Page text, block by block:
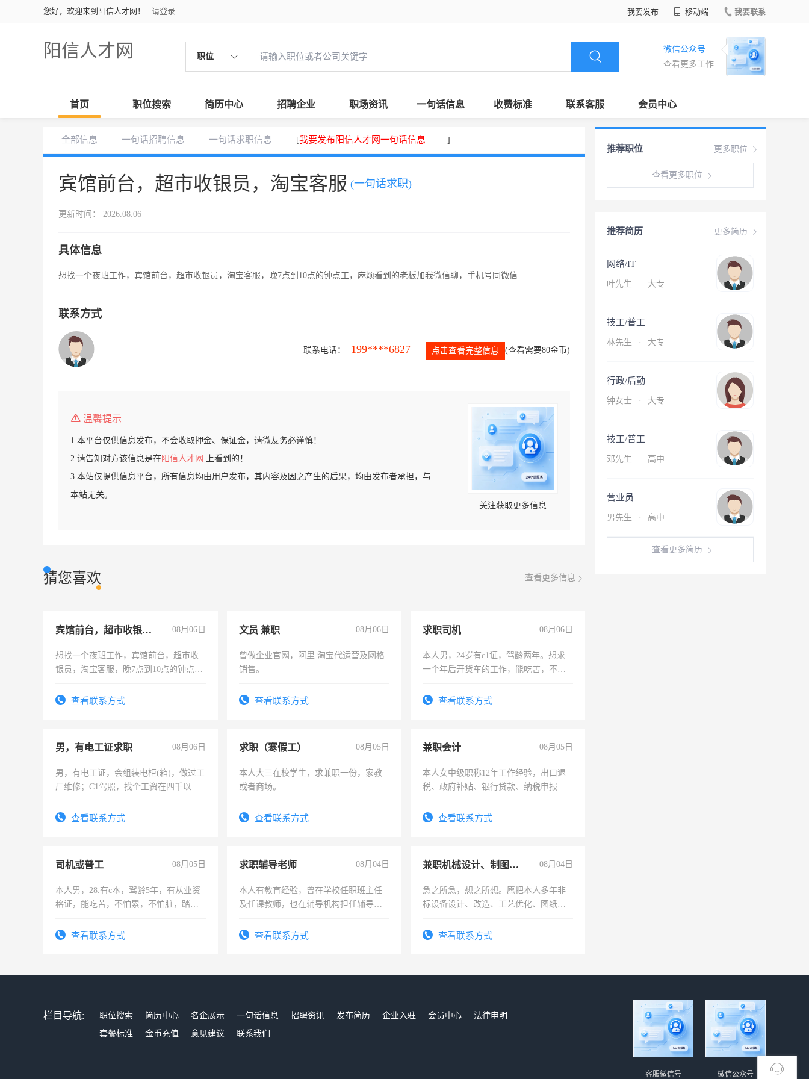
您好，欢迎来到阳信人才网！ 请登录 我要发布 移动端 我要联系
阳信人才网 职位
微信公众号
查看更多工作
首页 职位搜索 简历中心 招聘企业 职场资讯 一句话信息 收费标准 联系客服 会员中心
全部信息 一句话招聘信息 一句话求职信息 [我要发布阳信人才网一句话信息 ]
宾馆前台，超市收银员，淘宝客服 (一句话求职)
更新时间： 2026.08.06
具体信息
想找一个夜班工作，宾馆前台，超市收银员，淘宝客服，晚7点到10点的钟点工，麻烦看到的老板加我微信聊，手机号同微信
联系方式
联系电话： 199****6827 点击查看完整信息 (查看需要80金币)
温馨提示
1.本平台仅供信息发布，不会收取押金、保证金，请微友务必谨慎！
2.请告知对方该信息是在阳信人才网
上看到的！
3.本站仅提供信息平台，所有信息均由用户发布，其内容及因之产生的后果，均由发布者承担，与
本站无关。
关注获取更多信息
猜您喜欢 查看更多信息
宾馆前台，超市收银员，淘宝客服 08月06日
想找一个夜班工作，宾馆前台，超市收
银员，淘宝客服，晚7点到10点的钟点
号同微信查看联系方式
文员 兼职 08月06日
曾做企业官网，阿里 淘宝代运营及网格
销售。
查看联系方式
求职司机 08月06日
本人男，24岁有c1证，驾龄两年。想求
一个年后开货车的工作，能吃苦，不怕
查看联系方式
男，有电工证求职 08月06日
男，有电工证，会组装电柜(箱)，做过工
厂维修；C1驾照，找个工资在四千以
电话查看联系方式
求职（寒假工） 08月05日
本人大三在校学生，求兼职一份，家教
或者商场。
查看联系方式
兼职会计 08月05日
本人女中级职称12年工作经验，出口退
税、政府补贴、银行贷款、纳税申报、
务，财务咨询等业务。欲求兼职会计工
查看联系方式
司机或普工 08月05日
本人男，28.有c本，驾龄5年，有从业资
格证，能吃苦，不怕累，不怕脏，踏
查看联系方式
求职辅导老师 08月04日
本人有教育经验，曾在学校任职班主任
及任课教师，也在辅导机构担任辅导教
查看联系方式
兼职机械设计、制图、设备改造 08月04日
急之所急，想之所想。愿把本人多年非
标设备设计、改造、工艺优化、图纸制
结识有识之士，共享未来。
查看联系方式
更多职位
推荐职位
查看更多职位
更多简历
推荐简历
网络/IT
叶先生 · 大专
技工/普工
林先生 · 大专
行政/后勤
钟女士 · 大专
技工/普工
邓先生 · 高中
营业员
男先生 · 高中
查看更多简历
栏目导航: 职位搜索 简历中心 名企展示 一句话信息 招聘资讯 发布简历 企业入驻 会员中心
法律申明
套餐标准
金币充值 意见建议 联系我们
微信公众号
客服微信号